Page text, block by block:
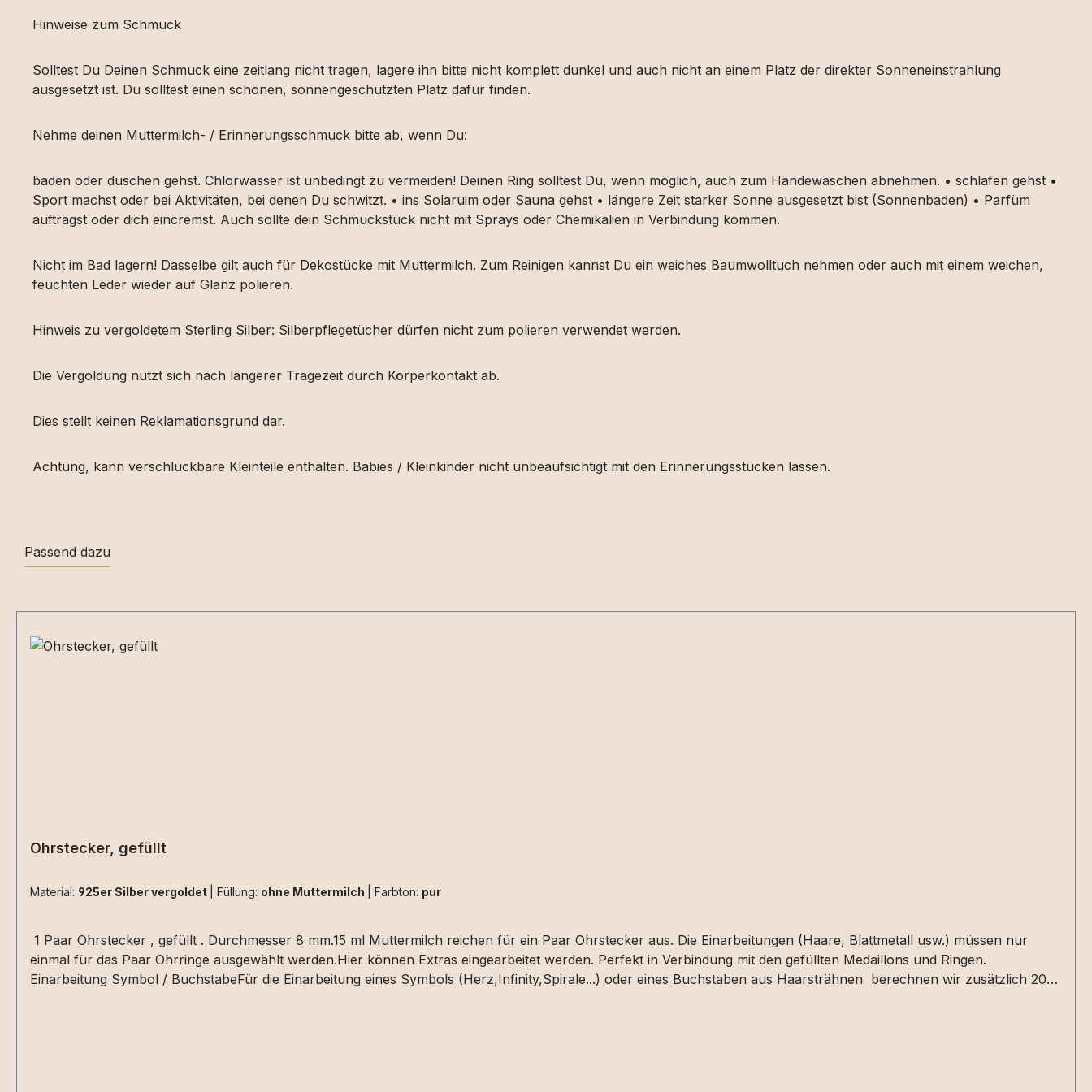
Hinweise zum Schmuck
Solltest Du Deinen Schmuck eine zeitlang nicht tragen, lagere ihn bitte nicht komplett dunkel und auch nicht an einem Platz der direkter Sonneneinstrahlung
ausgesetzt ist. Du solltest einen schönen, sonnengeschützten Platz dafür finden.
Nehme deinen Muttermilch- / Erinnerungsschmuck bitte ab, wenn Du:
baden oder duschen gehst. Chlorwasser ist unbedingt zu vermeiden! Deinen Ring solltest Du, wenn möglich, auch zum Händewaschen abnehmen. • schlafen gehst •
Sport machst oder bei Aktivitäten, bei denen Du schwitzt. • ins Solaruim oder Sauna gehst • längere Zeit starker Sonne ausgesetzt bist (Sonnenbaden) • Parfüm
aufträgst oder dich eincremst. Auch sollte dein Schmuckstück nicht mit Sprays oder Chemikalien in Verbindung kommen.
Nicht im Bad lagern! Dasselbe gilt auch für Dekostücke mit Muttermilch. Zum Reinigen kannst Du ein weiches Baumwolltuch nehmen oder auch mit einem weichen,
feuchten Leder wieder auf Glanz polieren.
Hinweis zu vergoldetem Sterling Silber: Silberpflegetücher dürfen nicht zum polieren verwendet werden.
Die Vergoldung nutzt sich nach längerer Tragezeit durch Körperkontakt ab.
Dies stellt keinen Reklamationsgrund dar.
Achtung, kann verschluckbare Kleinteile enthalten. Babies / Kleinkinder nicht unbeaufsichtigt mit den Erinnerungsstücken lassen.
Passend dazu
Ohrstecker, gefüllt
Material: 925er Silber vergoldet Füllung: ohne Muttermilch Farbton: pur
1 Paar Ohrstecker , gefüllt . Durchmesser 8 mm.15 ml Muttermilch reichen für ein Paar Ohrstecker aus. Die Einarbeitungen (Haare, Blattmetall usw.) müssen nur
einmal für das Paar Ohrringe ausgewählt werden.Hier können Extras eingearbeitet werden. Perfekt in Verbindung mit den gefüllten Medaillons und Ringen.
Einarbeitung Symbol / BuchstabeFür die Einarbeitung eines Symbols (Herz,Infinity,Spirale...) oder eines Buchstaben aus Haarsträhnen berechnen wir zusätzlich 20